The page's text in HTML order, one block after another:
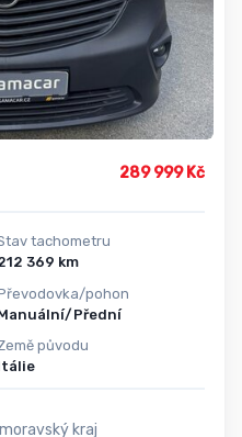
289 999 Kč
tachometru
212 369 km
pohon
Přední
původu
kraj